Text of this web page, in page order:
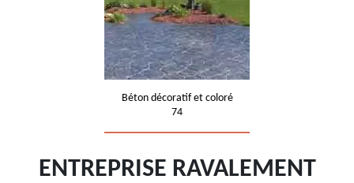
Béton décoratif et coloré
74
ENTREPRISE RAVALEMENT